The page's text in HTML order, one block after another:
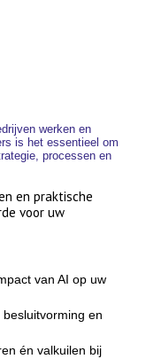
werken en
is het essentieel om
processen en
en praktische
voor uw
van AI op uw
en
én valkuilen bij